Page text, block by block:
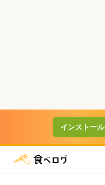
インストール